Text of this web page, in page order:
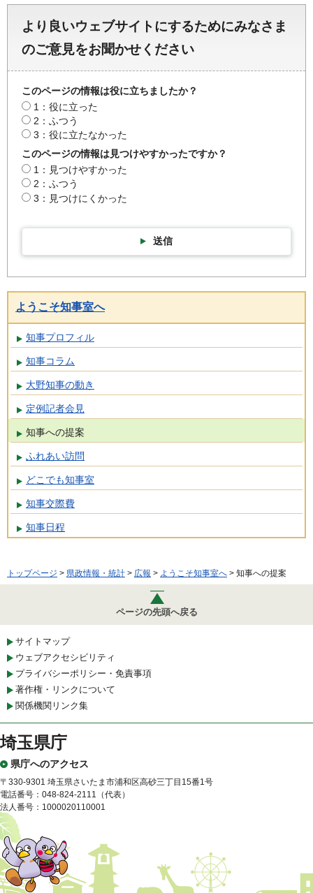
より良いウェブサイトにするためにみなさま
のご意見をお聞かせください
このページの情報は役に立ちましたか？
1：役に立った
2：ふつう
3：役に立たなかった
このページの情報は見つけやすかったですか？
1：見つけやすかった
2：ふつう
3：見つけにくかった
送信
ようこそ知事室へ
知事プロフィル
知事コラム
大野知事の動き
定例記者会見
知事への提案
ふれあい訪問
どこでも知事室
知事交際費
知事日程
トップページ > 県政情報・統計 > 広報 > ようこそ知事室へ > 知事への提案
ページの先頭へ戻る
サイトマップ
ウェブアクセシビリティ
プライバシーポリシー・免責事項
著作権・リンクについて
関係機関リンク集
埼玉県庁
県庁へのアクセス
〒330-9301 埼玉県さいたま市浦和区高砂三丁目15番1号
電話番号：048-824-2111（代表）
法人番号：1000020110001